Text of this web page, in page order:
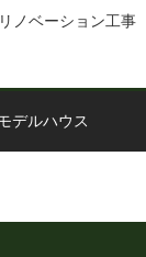
ノベーション工
デルハウス